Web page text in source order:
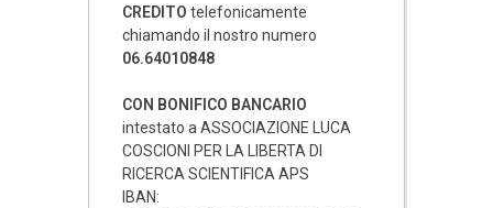
CREDITO telefonicamente
chiamando il nostro numero
06.64010848
CON BONIFICO BANCARIO
intestato a ASSOCIAZIONE LUCA
COSCIONI PER LA LIBERTA DI
RICERCA SCIENTIFICA APS
IBAN: